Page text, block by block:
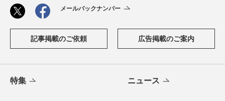
メールバックナンバー
記事掲載のご依頼 広告掲載のご案内
特集 ニュース